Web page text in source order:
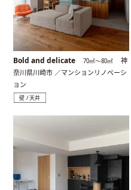
Bold and delicate 70㎡〜80㎡
神
奈川県川崎市 ／マンションリノベーシ
ョン
壁 / 天井